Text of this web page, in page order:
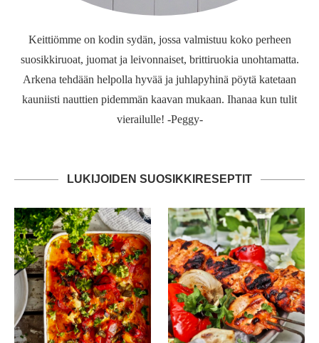
Keittiömme on kodin sydän, jossa valmistuu koko perheen
suosikkiruoat, juomat ja leivonnaiset, brittiruokia unohtamatta.
Arkena tehdään helpolla hyvää ja juhlapyhinä pöytä katetaan
kauniisti nauttien pidemmän kaavan mukaan. Ihanaa kun tulit
vierailulle! -Peggy-
LUKIJOIDEN SUOSIKKIRESEPTIT